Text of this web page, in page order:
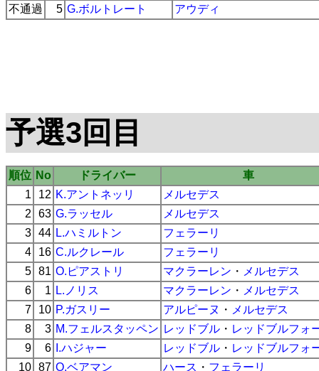
不通過
5 G.ボルトレート アウディ
予選3回目
順位 No ドライバー
車
1
12 K.アントネッリ
メルセデス
2
63 G.ラッセル
メルセデス
3 44 L.ハミルトン
フェラーリ
4
16 C.ルクレール
フェラーリ
5 81 O.ピアストリ マクラーレン ・ メルセデス
6
1 L.ノリス マクラーレン ・ メルセデス
7
10 P.ガスリー アルピーヌ ・ メルセデス
8
3 M.フェルスタッペン レッドブル ・ レッドブルフォ
9
6 I.ハジャー レッドブル ・ レッドブルフォ
10 87 O.ベアマン ハース ・ フェラーリ